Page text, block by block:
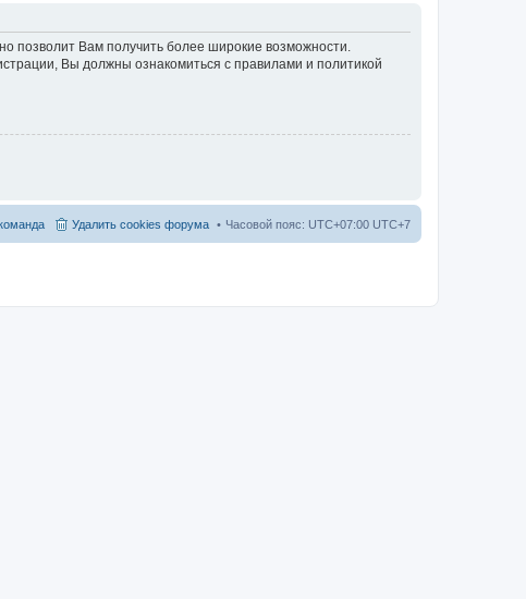
позволит Вам получить более широкие возможности.
Вы должны ознакомиться с правилами и политикой
Часовой пояс: UTC+07:00 UTC+7
Удалить cookies форума